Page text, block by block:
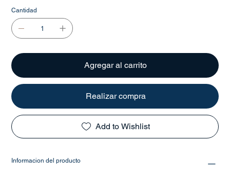
Cantidad
Agregar al carrito
Realizar compra
Add to Wishlist
Informacion del producto